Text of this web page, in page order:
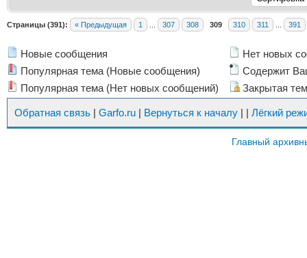
Страницы (391): « Предыдущая 1 307 308 309 310 311 391
Новые сообщения
Популярная тема (Новые сообщения)
Популярная тема (Нет новых сообщений)
Нет новых
Содержит
Закрытая
Обратная связь | Garfo.ru | Вернуться к началу | | Лёгкий
Главный